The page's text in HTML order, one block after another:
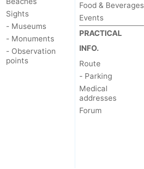
Sights
- Museums
- Monuments
- Observation
points
Food & Beverages
Events
PRACTICAL
INFO.
Route
- Parking
Medical
addresses
Forum